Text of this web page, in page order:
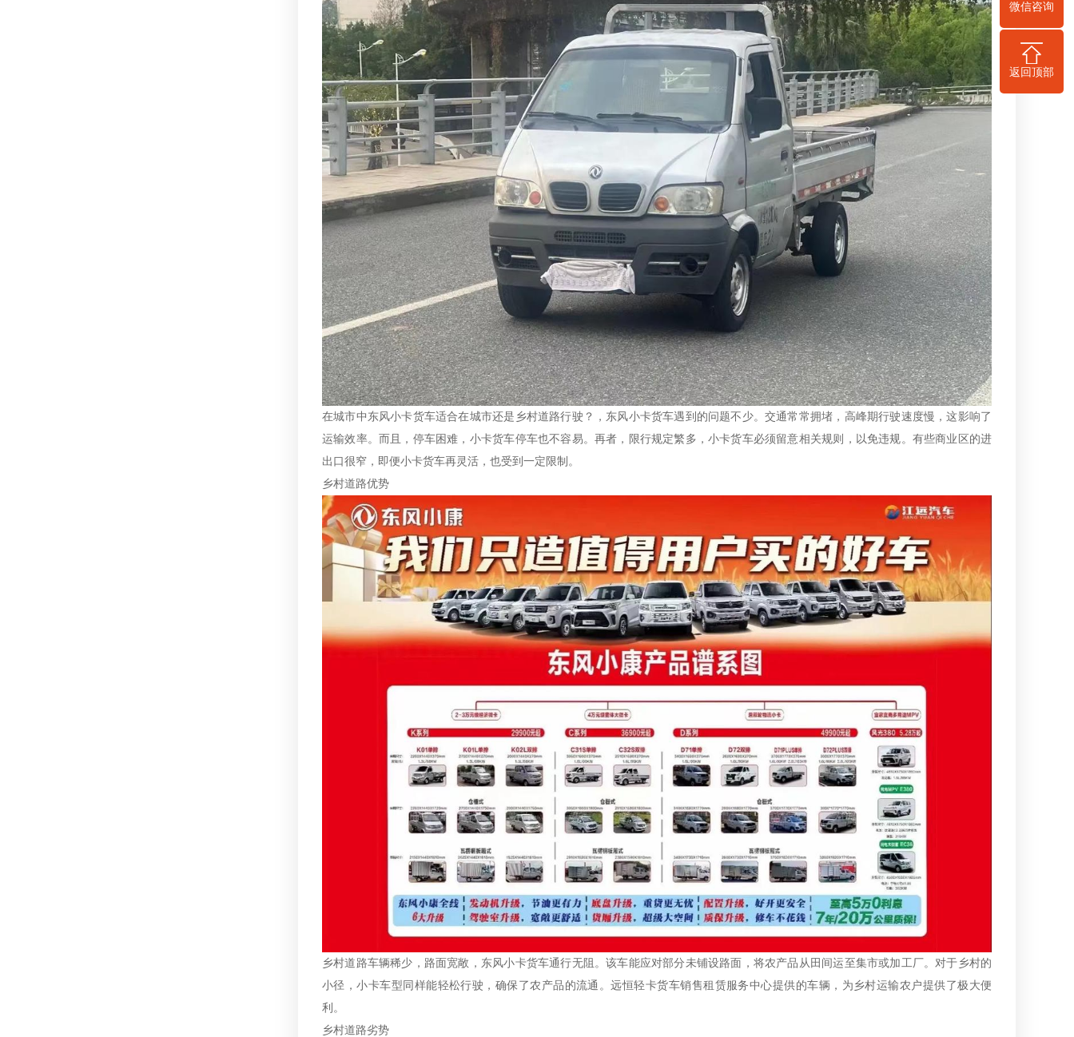
在城市中 东风小卡货车适合在城市还是乡村道路行驶？ ，东风小卡货车遇到的问题不少。交通常常拥堵，高峰期行驶速度慢，这影响了
运输效率。而且，停车困难，小卡货车停车也不容易。再者，限行规定繁多，小卡货车必须留意相关规则，以免违规。有些商业区的进
出口很窄，即便小卡货车再灵活，也受到一定限制。
乡村道路优势
乡村道路车辆稀少，路面宽敞，东风小卡货车通行无阻。该车能应对部分未铺设路面，将农产品从田间运至集市或加工厂。对于乡村的
小径，小卡车型同样能轻松行驶，确保了农产品的流通。远恒轻卡货车销售租赁服务中心提供的车辆，为乡村运输农户提供了极大便
利。
乡村道路劣势
微信咨询
返回顶部